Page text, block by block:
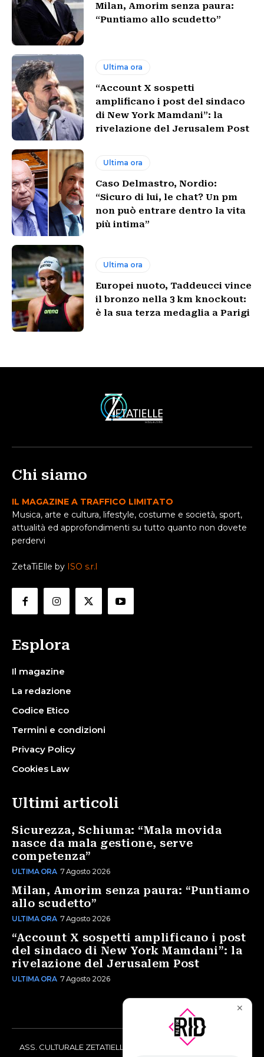
Milan, Amorim senza paura:
“Puntiamo allo scudetto”
Ultima ora
“Account X sospetti
amplificano i post del sindaco
di New York Mamdani”: la
rivelazione del Jerusalem Post
Ultima ora
Caso Delmastro, Nordio:
“Sicuro di lui, le chat? Un pm
non può entrare dentro la vita
più intima”
Ultima ora
Europei nuoto, Taddeucci vince
il bronzo nella 3 km knockout:
è la sua terza medaglia a Parigi
Chi siamo
IL MAGAZINE A TRAFFICO LIMITATO
Musica, arte e cultura, lifestyle, costume e società, sport,
attualità ed approfondimenti su tutto quanto non dovete
perdervi
ZetaTiElle by ISO s.r.l
Esplora
Il magazine
La redazione
Codice Etico
Termini e condizioni
Privacy Policy
Cookies Law
Ultimi articoli
Sicurezza, Schiuma: “Mala movida
nasce da mala gestione, serve
competenza”
ULTIMA ORA 7 Agosto 2026
Milan, Amorim senza paura: “Puntiamo
allo scudetto”
ULTIMA ORA 7 Agosto 2026
“Account X sospetti amplificano i post
del sindaco di New York Mamdani”: la
rivelazione del Jerusalem Post
ULTIMA ORA 7 Agosto 2026
ASS. CULTURALE ZETATIELLE OFF via Vittorio Amedeo II, 21 -
✕